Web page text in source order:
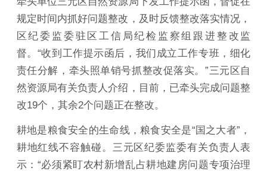
规定时间内抓好问题整改，及时反馈整改落实情况，
区纪委监委驻区工信局纪检监察组跟进整改监
督。“收到工作提示函后，我们成立工作专班，细化
责任分解，牵头照单销号抓整改促落实。”三元区自
然资源局有关负责人介绍，目前，已牵头完成问题整
改19个，其余2个问题正在整改。
耕地是粮食安全的生命线，粮食安全是“国之大者”，
耕地红线不容触碰。三元区纪委监委有关负责人表
示：“必须紧盯农村新增乱占耕地建房问题专项治理